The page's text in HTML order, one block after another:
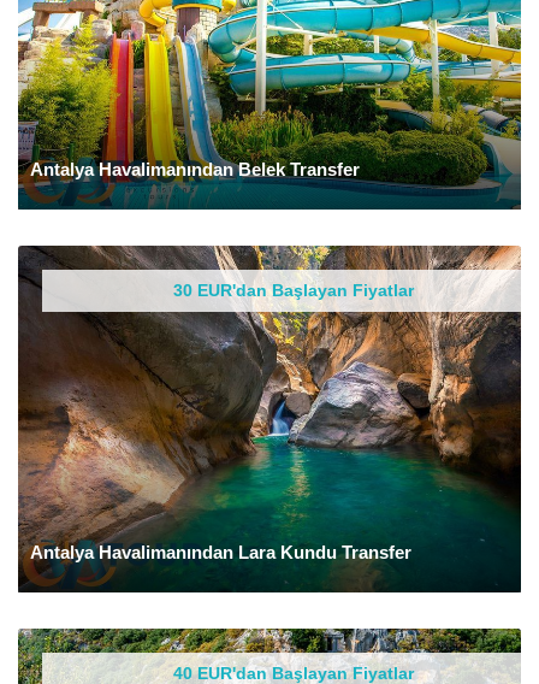
Antalya Havalimanından Belek Transfer
30 EUR'dan Başlayan Fiyatlar
Antalya Havalimanından Lara Kundu Transfer
40 EUR'dan Başlayan Fiyatlar